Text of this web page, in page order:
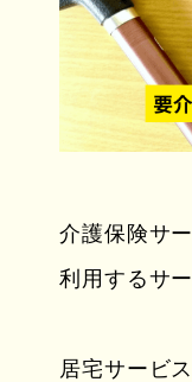
介護保険サ
利用するサ
居宅サービ